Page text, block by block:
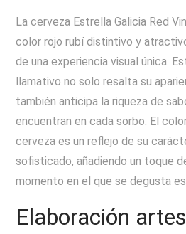
La cerveza Estrella Galicia Red
color rojo rubí distintivo y
de una experiencia visual única.
llamativo no solo resalta su
también anticipa la riqueza de
encuentran en cada sorbo. El
cerveza es un reflejo de su
sofisticado, añadiendo un toque
momento en el que se degusta
Elaboración